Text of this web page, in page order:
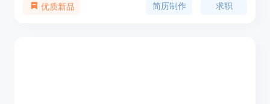
以直接开始制作简历,完成后可以随时修改,也可以无
优质新品 简历制作 求职